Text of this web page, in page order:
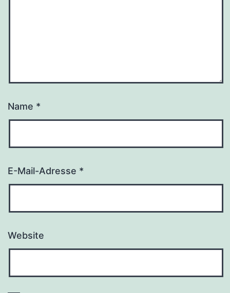
Name *
E-Mail-Adresse *
Website